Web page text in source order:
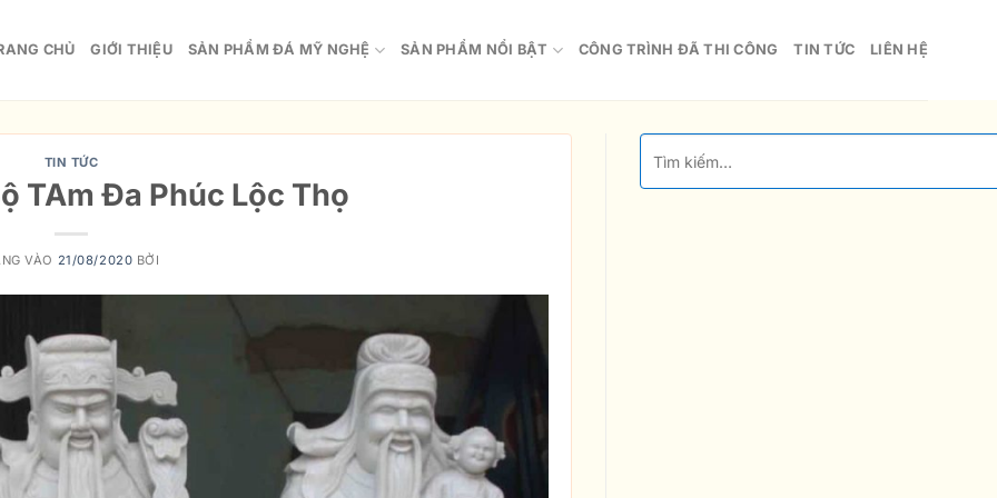
CHỦ GIỚI THIỆU SẢN PHẨM ĐÁ MỸ NGHỆ SẢN PHẨM NỔI BẬT CÔNG TRÌNH ĐÃ THI CÔNG TIN TỨC LIÊN HỆ
TIN TỨC
TAm Đa Phúc Lộc Thọ
VÀO 21/08/2020 BỞI